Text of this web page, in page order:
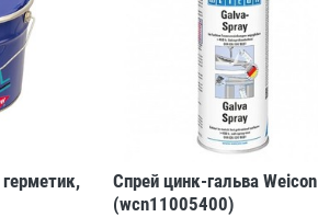
Спрей цинк-гальва Weicon
(wcn11005400)